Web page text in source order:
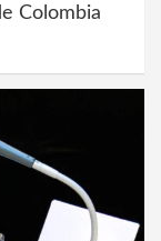
Colombia